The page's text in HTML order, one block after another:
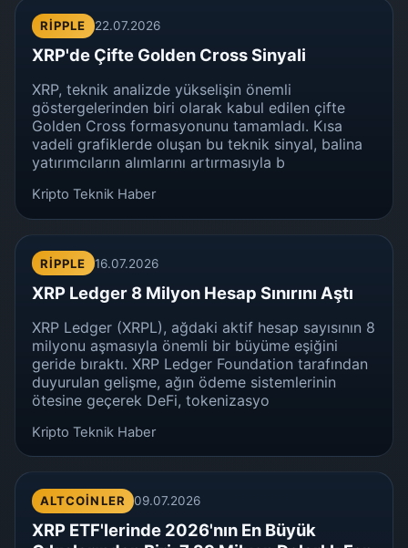
RIPPLE 22.07.2026
XRP'de Çifte Golden Cross Sinyali
XRP, teknik analizde yükselişin önemli
göstergelerinden biri olarak kabul edilen çifte
Golden Cross formasyonunu tamamladı. Kısa
vadeli grafiklerde oluşan bu teknik sinyal, balina
yatırımcıların alımlarını artırmasıyla b
Kripto Teknik Haber
RIPPLE 16.07.2026
XRP Ledger 8 Milyon Hesap Sınırını Aştı
XRP Ledger (XRPL), ağdaki aktif hesap sayısının 8
milyonu aşmasıyla önemli bir büyüme eşiğini
geride bıraktı. XRP Ledger Foundation tarafından
duyurulan gelişme, ağın ödeme sistemlerinin
ötesine geçerek DeFi, tokenizasyo
Kripto Teknik Haber
ALTCOINLER 09.07.2026
XRP ETF'lerinde 2026'nın En Büyük